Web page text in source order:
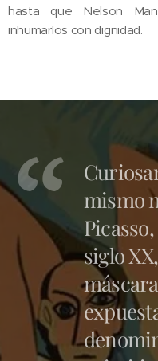
hasta que Nelson
inhumarlos con dignidad.
mismo
siglo